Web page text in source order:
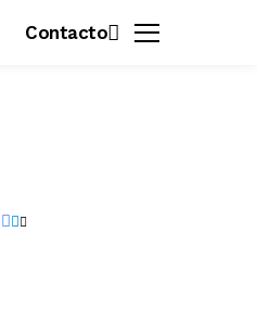
Contacto